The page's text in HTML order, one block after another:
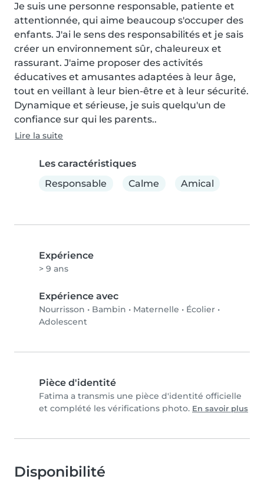
Je suis une personne responsable, patiente et
attentionnée, qui aime beaucoup s'occuper des
enfants. J'ai le sens des responsabilités et je sais
créer un environnement sûr, chaleureux et
rassurant. J'aime proposer des activités
éducatives et amusantes adaptées à leur âge,
tout en veillant à leur bien-être et à leur sécurité.
Dynamique et sérieuse, je suis quelqu'un de
confiance sur qui les parents..
Lire la suite
Les caractéristiques
Responsable
Calme Amical
Expérience
> 9 ans
Expérience avec
Nourrisson • Bambin • Maternelle • Écolier •
Adolescent
Pièce d'identité
Fatima a transmis une pièce d'identité officielle
et complété les vérifications photo. En savoir plus
Disponibilité